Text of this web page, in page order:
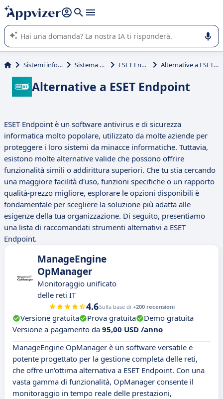
righe con
shift + enter
L'IA di Appvizer vi guida nell'utilizzo o nella scelta di un
software SaaS per la vostra azienda.
Sistemi informativi Sistema SCADA ESET Endpoint Alternative a ESET Endpoint
Alternative a ESET Endpoint
ESET Endpoint è un software antivirus e di sicurezza
informatica molto popolare, utilizzato da molte aziende per
proteggere i loro sistemi da minacce informatiche. Tuttavia,
esistono molte alternative valide che possono offrire
funzionalità simili o addirittura superiori. Che tu stia cercando
una maggiore facilità d'uso, funzioni specifiche o un rapporto
qualità-prezzo migliore, esplorare le opzioni disponibili è
fondamentale per scegliere la soluzione più adatta alle
esigenze della tua organizzazione. Di seguito, presentiamo
una lista di raccomandati strumenti alternativi a ESET
Endpoint.
ManageEngine
OpManager
Monitoraggio unificato
delle reti IT
4.6Sulla base di +200 recensioni
Versione gratuita Prova gratuita
Demo gratuita
Versione a pagamento da 95,00 USD /anno
ManageEngine OpManager è un software versatile e
potente progettato per la gestione completa delle reti,
che offre un'ottima alternativa a ESET Endpoint. Con una
vasta gamma di funzionalità, OpManager consente il
monitoraggio in tempo reale delle prestazioni,